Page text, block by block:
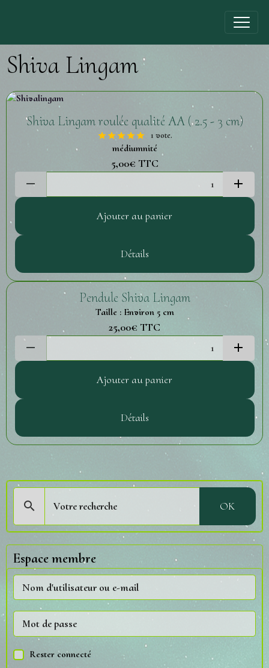
Shiva Lingam
Shiva Lingam roulée qualité AA ( 2.5 - 3 cm)
1 vote.
médiumnité
5,00€ TTC
Ajouter au panier
Détails
Pendule Shiva Lingam
Taille : Environ 5 cm
25,00€ TTC
Ajouter au panier
Détails
OK
Espace membre
Rester connecté